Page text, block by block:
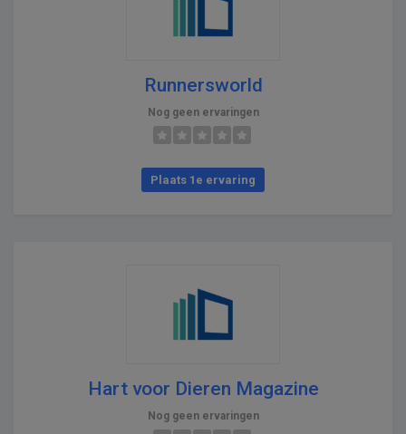
Runnersworld
Nog geen ervaringen
Plaats 1e ervaring
Hart voor Dieren Magazine
Nog geen ervaringen